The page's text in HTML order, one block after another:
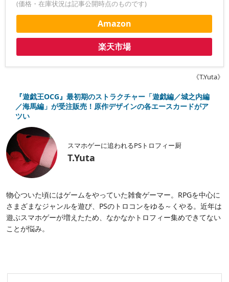
(価格・在庫状況は記事公開時点のものです)
Amazon
楽天市場
《T.Yuta》
『遊戯王OCG』最初期のストラクチャー「遊戯編／城之内編
／海馬編」が受注販売！原作デザインの各エースカードがア
ツい
スマホゲーに追われるPSトロフィー厨
T.Yuta
物心ついた頃にはゲームをやっていた雑食ゲーマー。RPGを中心に
さまざまなジャンルを遊び、PSのトロコンをゆる～くやる。近年は
遊ぶスマホゲーが増えたため、なかなかトロフィー集めできてない
ことが悩み。